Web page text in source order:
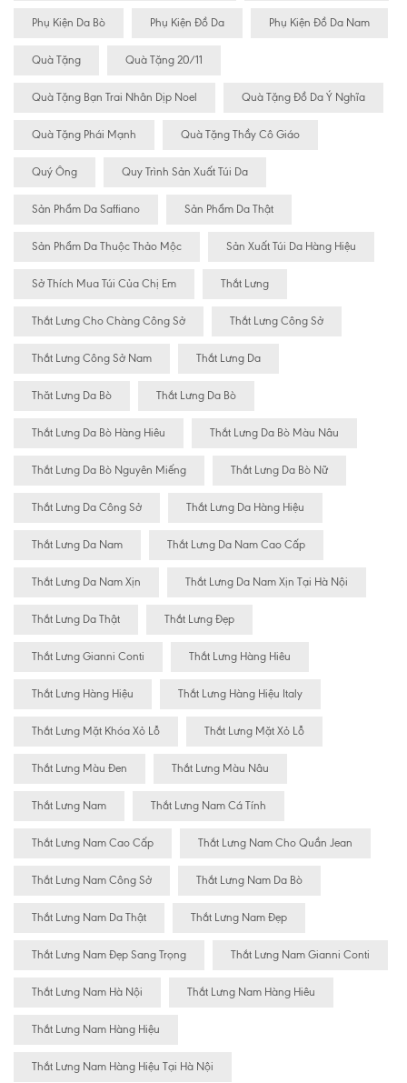
Phụ Kiện Da Bò Phụ Kiện Đồ Da Phụ Kiện Đồ Da Nam
Quà Tặng Quà Tặng 20/11
Quà Tặng Bạn Trai Nhân Dịp Noel Quà Tặng Đồ Da Ý Nghĩa
Quà Tặng Phái Mạnh Quà Tặng Thầy Cô Giáo
Quý Ông Quy Trình Sản Xuất Túi Da
Sản Phẩm Da Saffiano Sản Phẩm Da Thật
Sản Phẩm Da Thuộc Thảo Mộc Sản Xuất Túi Da Hàng Hiệu
Sở Thích Mua Túi Của Chị Em Thắt Lưng
Thắt Lưng Cho Chàng Công Sở Thắt Lưng Công Sở
Thắt Lưng Công Sở Nam Thắt Lưng Da
Thăt Lưng Da Bò Thắt Lưng Da Bò
Thắt Lưng Da Bò Hàng Hiêu Thắt Lưng Da Bò Màu Nâu
Thắt Lưng Da Bò Nguyên Miếng Thắt Lưng Da Bò Nữ
Thắt Lưng Da Công Sở Thắt Lưng Da Hàng Hiệu
Thắt Lưng Da Nam Thắt Lưng Da Nam Cao Cấp
Thắt Lưng Da Nam Xịn Thắt Lưng Da Nam Xịn Tại Hà Nội
Thắt Lưng Da Thật Thắt Lưng Đẹp
Thắt Lưng Gianni Conti Thắt Lưng Hàng Hiêu
Thắt Lưng Hàng Hiệu Thắt Lưng Hàng Hiệu Italy
Thắt Lưng Mặt Khóa Xỏ Lỗ Thắt Lưng Mặt Xỏ Lỗ
Thắt Lưng Màu Đen Thắt Lưng Màu Nâu
Thắt Lưng Nam Thắt Lưng Nam Cá Tính
Thắt Lưng Nam Cao Cấp Thắt Lưng Nam Cho Quần Jean
Thắt Lưng Nam Công Sở Thắt Lưng Nam Da Bò
Thắt Lưng Nam Da Thật Thắt Lưng Nam Đẹp
Thắt Lưng Nam Đẹp Sang Trọng Thắt Lưng Nam Gianni Conti
Thắt Lưng Nam Hà Nội Thắt Lưng Nam Hàng Hiêu
Thắt Lưng Nam Hàng Hiệu
Thắt Lưng Nam Hàng Hiệu Tại Hà Nội